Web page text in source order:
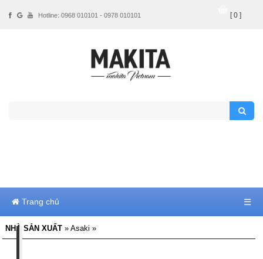
Trang chủ ☰
NHÀ SẢN XUẤT» Asaki »
Hotline: 0968 010101 - 0978 010101 [ 0 ]